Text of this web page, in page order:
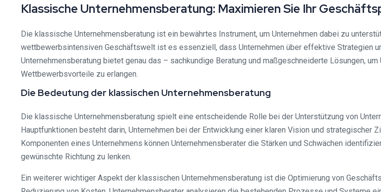
Klassische Unternehmensberatung: Maximieren Sie Ihr
Die klassische Unternehmensberatung ist ein bewährtes Instrument, um Unternehmen dabei zu
wettbewerbsintensiven Geschäftswelt ist es essenziell, dass Unternehmen über effektive Strategien
Unternehmensberatung bietet genau das – sachkundige Beratung und maßgeschneiderte Lösungen,
Wettbewerbsvorteile zu erlangen.
Die Bedeutung der klassischen Unternehmensberatung
Die klassische Unternehmensberatung spielt eine entscheidende Rolle bei der Unterstützung von
Hauptfunktionen besteht darin, Unternehmen bei der Entwicklung einer klaren Vision und strategischer
Komponenten eines Unternehmens können Unternehmensberater die Stärken und Schwächen
gewünschte Richtung zu lenken.
Ein weiterer wichtiger Aspekt der klassischen Unternehmensberatung ist die Optimierung von